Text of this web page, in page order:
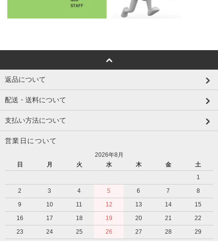
返品について
配送・送料について
支払い方法について
営業日について
2026年8月
日
月 火 水 木 金
土
1
2
3 4 5 6 7
8
9
10 11 12 13 14
15
16
17 18 19 20 21
22
23
24 25 26 27 28
29